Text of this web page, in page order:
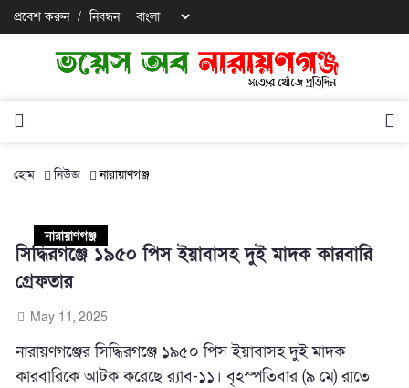
প্রবেশ করুন / নিবন্ধন
হোম নিউজ নারায়াণগঞ্জ
নারায়াণগঞ্জ
সিদ্ধিরগঞ্জে ১৯৫০ পিস ইয়াবাসহ দুই মাদক কারবারি
গ্রেফতার
May 11, 2025
নারায়ণগঞ্জের সিদ্ধিরগঞ্জে ১৯৫০ পিস ইয়াবাসহ দুই মাদক
কারবারিকে আটক করেছে র‍্যাব-১১। বৃহস্পতিবার (৯ মে) রাতে